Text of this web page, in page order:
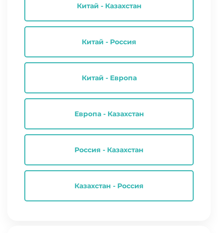
Китай - Казахстан
Китай - Россия
Китай - Европа
Европа - Казахстан
Россия - Казахстан
Казахстан - Россия